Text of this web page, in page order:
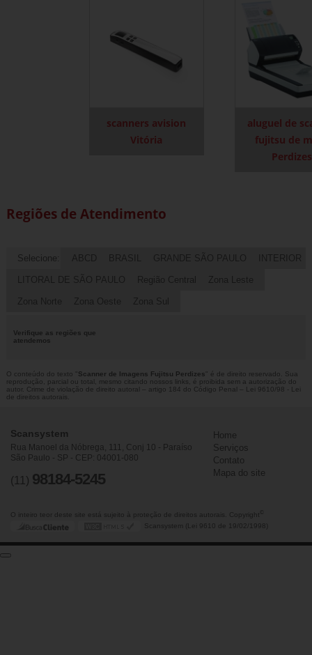
scanners avision
Vitória
aluguel de
fujitsu de
Perdizes
Regiões de Atendimento
Selecione: ABCD BRASIL GRANDE SÃO PAULO INTERIOR
LITORAL DE SÃO PAULO Região Central Zona Leste
Zona Norte Zona Oeste Zona Sul
Verifique as regiões que
atendemos
O conteúdo do texto " Scanner de Imagens Fujitsu Perdizes " é de direito reservado. Sua
reprodução, parcial ou total, mesmo citando nossos links, é proibida sem a autorização do
autor. Crime de violação de direito autoral – artigo 184 do Código Penal –
Lei 9610/98 - Lei
de direitos autorais
Scansystem
Rua Manoel da Nóbrega, 111, Conj 10 - Paraíso
São Paulo - SP - CEP: 04001-080
(11) 98184-5245
Home
Serviços
Contato
Mapa do site
O inteiro teor deste site está sujeito à proteção de direitos autorais. Copyright
Scansystem (Lei 9610 de 19/02/1998)